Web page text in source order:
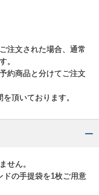
注文された場合、通常
。
約商品と分けてご注文
頂いております。
せん。
ドの手提袋を1枚ご用意